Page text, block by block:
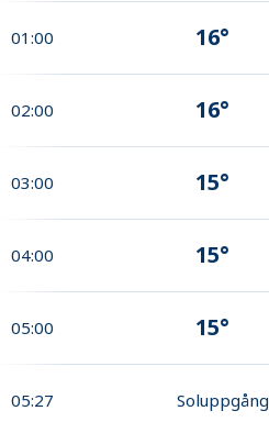
01:00 16°
02:00 16°
03:00 15°
04:00 15°
05:00 15°
05:27 Soluppgång